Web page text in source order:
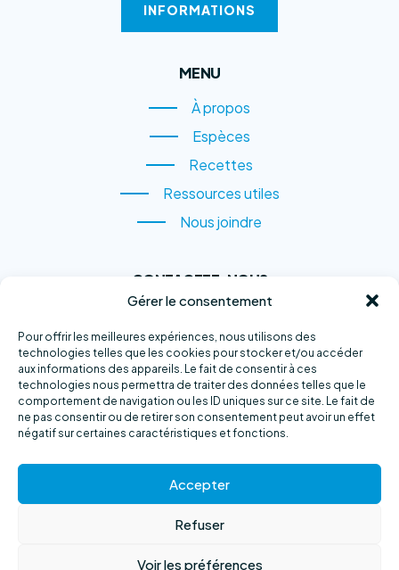
Gérer le consentement
Pour offrir les meilleures expériences, nous utilisons des
technologies telles que les cookies pour stocker et/ou accéder
aux informations des appareils. Le fait de consentir à ces
technologies nous permettra de traiter des données telles que le
comportement de navigation ou les ID uniques sur ce site. Le fait de
ne pas consentir ou de retirer son consentement peut avoir un effet
négatif sur certaines caractéristiques et fonctions.
Accepter
Refuser
Voir les préférences
INFORMATIONS
MENU
À propos
À propos
Espèces
Espèces
Recettes
Recettes
Ressources utiles
Ressources utiles
Nous joindre
CONTACTEZ-NOUS
Sainte-Anne-des-Monts
(QC) G4V 2B6
Téléphone :418 763-2500
Courriel :info@exploramer.qc.ca
Copyright © 2023 Fourchette Bleue